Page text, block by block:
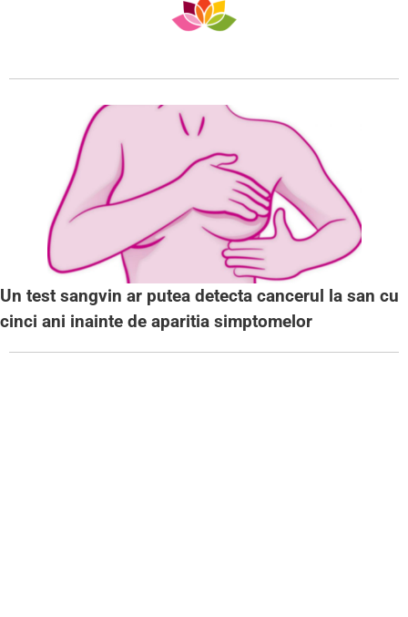
Un test sangvin ar putea detecta cancerul la san cu
cinci ani inainte de aparitia simptomelor